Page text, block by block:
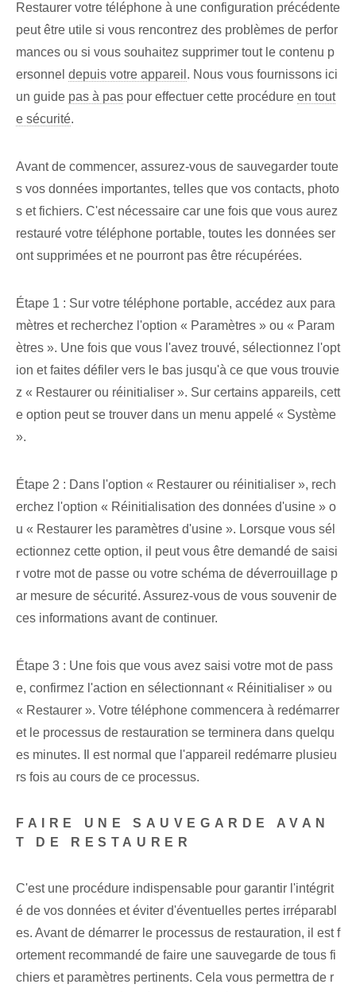
Restaurer votre téléphone à une configuration précédente
peut être utile si vous rencontrez des problèmes de perfor
mances ou si vous souhaitez supprimer tout le contenu p
ersonnel depuis votre appareil . Nous vous fournissons ici
un guide pas à pas pour effectuer cette procédure en tout
e sécurité.
Avant de commencer, assurez-vous de sauvegarder toute
s vos données importantes, telles que vos contacts, photo
s et fichiers. ⁤C'est ‌nécessaire⁣ car ⁤une fois que vous aurez
restauré votre téléphone portable, toutes ⁢les données ser
ont supprimées et ne pourront pas être récupérées.
Étape 1 : Sur votre téléphone portable, accédez aux para
mètres et recherchez l'option « Paramètres » ou « Param
ètres ». Une fois que vous l'avez trouvé, sélectionnez l'opt
ion et faites défiler vers le bas jusqu'à ce que vous trouvie
z « Restaurer ou réinitialiser ». Sur certains appareils, cett
e option peut se trouver dans un menu appelé « Système
».
Étape 2 : Dans l'option « Restaurer ou réinitialiser », rech
erchez l'option « Réinitialisation des données d'usine » o
u « Restaurer les paramètres d'usine ». Lorsque vous sél
ectionnez cette option, il peut vous être demandé de saisi
r votre mot de passe ou votre schéma de déverrouillage p
ar mesure de sécurité. Assurez-vous de vous souvenir de
ces informations avant de continuer.
Étape 3 : Une fois que vous avez saisi votre mot de pass
e, confirmez l'action en sélectionnant « Réinitialiser »⁣ ou
« Restaurer ». Votre téléphone commencera à redémarrer
et le processus de restauration se terminera dans quelqu
es minutes. Il est normal que l'appareil redémarre plusieu
rs fois au cours de ce processus.
FAIRE UNE SAUVEGARDE AVAN
T DE RESTAURER
C'est une procédure indispensable pour garantir l'intégrit
é de vos données et éviter d'éventuelles pertes irréparabl
es. Avant de ⁤démarrer le processus de ⁤restauration⁢, il est f
ortement ⁤recommandé de faire une sauvegarde ‌de tous‍ fi
chiers et paramètres pertinents. Cela vous permettra de r